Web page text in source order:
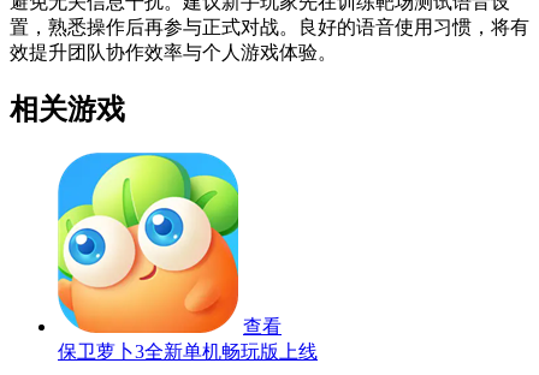
置，熟悉操作后再参与正式对战。良好的语音使用习惯，将有
效提升团队协作效率与个人游戏体验。
相关游戏
查看
保卫萝卜3全新单机畅玩版上线